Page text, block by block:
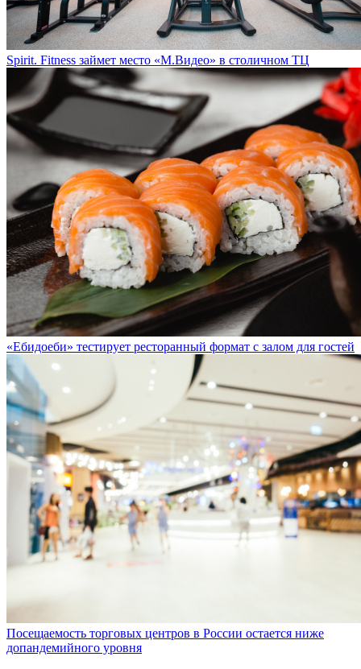
Spirit. Fitness займет место «М.Видео» в столичном ТЦ
«Ебидоеби» тестирует ресторанный формат с залом для гостей
Посещаемость торговых центров в России остается ниже
допандемийного уровня